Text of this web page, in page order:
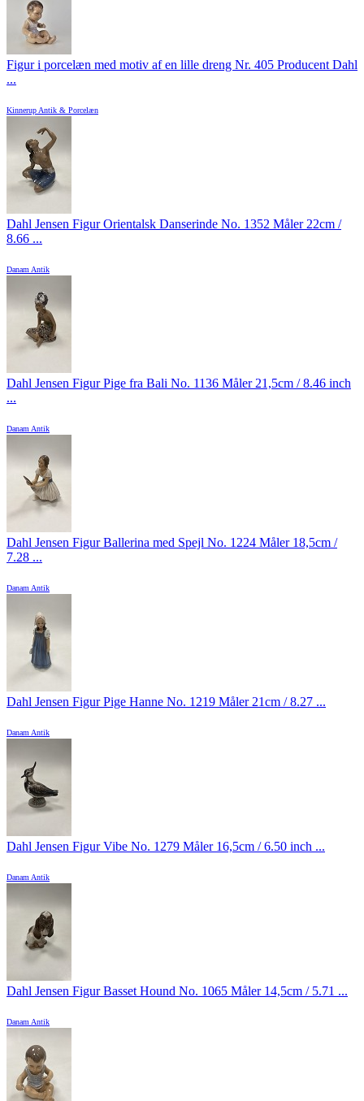
Figur i porcelæn med motiv af en lille dreng Nr. 405 Producent Dahl
...
Kinnerup Antik & Porcelæn
Dahl Jensen Figur Orientalsk Danserinde No. 1352 Måler 22cm /
8.66 ...
Danam Antik
Dahl Jensen Figur Pige fra Bali No. 1136 Måler 21,5cm / 8.46 inch
...
Danam Antik
Dahl Jensen Figur Ballerina med Spejl No. 1224 Måler 18,5cm /
7.28 ...
Danam Antik
Dahl Jensen Figur Pige Hanne No. 1219 Måler 21cm / 8.27 ...
Danam Antik
Dahl Jensen Figur Vibe No. 1279 Måler 16,5cm / 6.50 inch ...
Danam Antik
Dahl Jensen Figur Basset Hound No. 1065 Måler 14,5cm / 5.71 ...
Danam Antik